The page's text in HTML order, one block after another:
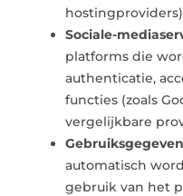
Sociale-
platforms die
authenticatie,
functies (zoals
vergelijkbare
automatisch
gebruik van het